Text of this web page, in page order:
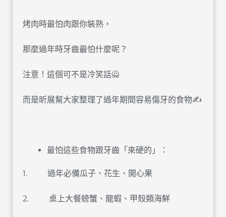
烤肉時最怕肉跟你裝熟，
那麼過年時牙齒最怕什麼呢？
注意！這個可不是冷笑話🙅
而是昕展幫大家整理了過年期間容易傷牙的食物✍
最怕這些食物跟牙齒「來硬的」：
1. 過年必備瓜子、花生、開心果
2. 桌上大餐螃蟹、龍蝦、甲殼類海鮮